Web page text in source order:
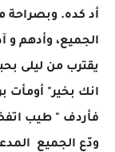
أد كده.
الجميع، وأدهم و
يقترب من ليلى
انك بخير" أومأت
فأردف " طيب
ودّع الجميع